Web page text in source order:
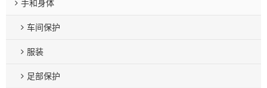
手和身体
车间保护
服装
足部保护